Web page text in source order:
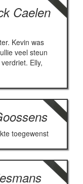
Caelen
Kevin was
veel steun
Elly,
toegewenst